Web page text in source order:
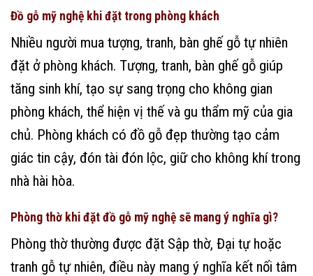
Đồ gỗ mỹ nghệ khi đặt trong phòng khách
Nhiều người mua tượng, tranh, bàn ghế gỗ tự nhiên
đặt ở phòng khách. Tượng, tranh, bàn ghế gỗ giúp
tăng sinh khí, tạo sự sang trọng cho không gian
phòng khách, thể hiện vị thế và gu thẩm mỹ của gia
chủ. Phòng khách có đồ gỗ đẹp thường tạo cảm
giác tin cậy, đón tài đón lộc, giữ cho không khí trong
nhà hài hòa.
Phòng thờ khi đặt đồ gỗ mỹ nghệ sẽ mang ý nghĩa gì?
Phòng thờ thường được đặt Sập thờ, Đại tự hoặc
tranh gỗ tự nhiên, điều này mang ý nghĩa kết nối tâm